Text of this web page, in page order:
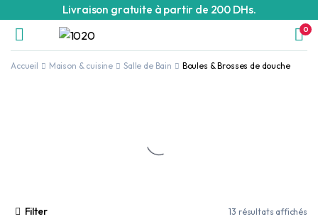
Livraison gratuite à partir de 200 DHs.
0
Accueil Maison & cuisine Salle de Bain Boules & Brosses de douche
Filter 13 résultats affichés